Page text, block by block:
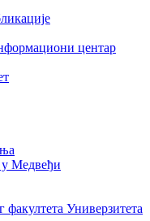
центар
у Медвеђи
Универзитета